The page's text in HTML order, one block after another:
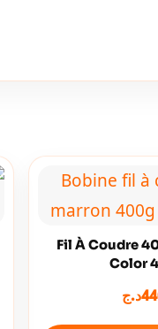
Fil À Coudre
Color
د.ج